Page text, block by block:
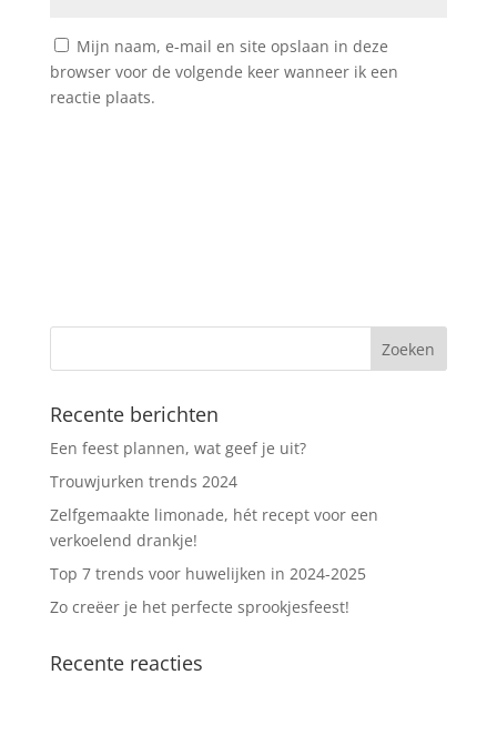
Mijn naam, e-mail en site opslaan in deze
browser voor de volgende keer wanneer ik een
reactie plaats.
Recente berichten
Een feest plannen, wat geef je uit?
Trouwjurken trends 2024
Zelfgemaakte limonade, hét recept voor een
verkoelend drankje!
Top 7 trends voor huwelijken in 2024-2025
Zo creëer je het perfecte sprookjesfeest!
Recente reacties